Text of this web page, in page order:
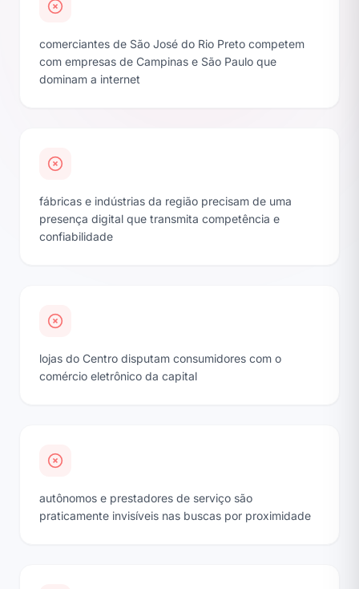
comerciantes de São José do Rio Preto competem
com empresas de Campinas e São Paulo que
dominam a internet
fábricas e indústrias da região precisam de uma
presença digital que transmita competência e
confiabilidade
lojas do Centro disputam consumidores com o
comércio eletrônico da capital
autônomos e prestadores de serviço são
praticamente invisíveis nas buscas por proximidade